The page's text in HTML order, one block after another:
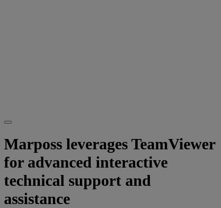
Marposs leverages TeamViewer
for advanced interactive
technical support and
assistance